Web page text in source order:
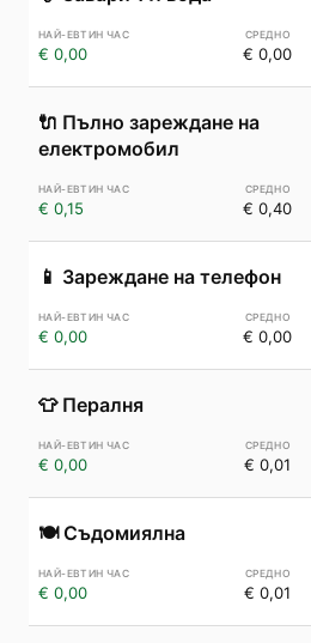
€ 0,00 € 0,00
🔌 Пълно зареждане на
електромобил
€ 0,15 € 0,40
📱 Зареждане на телефон
€ 0,00 € 0,00
👕 Пералня
€ 0,00 € 0,01
🍽️ Съдомиялна
€ 0,00 € 0,01